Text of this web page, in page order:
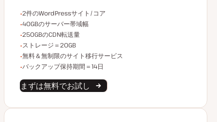
WordPressサイト/コア数
2件のWordPressサイト/コア
サーバー帯域幅
40GBのサーバー帯域幅
CDN転送量
250GBのCDN転送量
ストレージ容量
ストレージ＝20GB
無制限のサイト移行
無料＆無制限のサイト移行サービス
バックアップデータ保持
バックアップ保持期間＝14日
まずは無料でお試し